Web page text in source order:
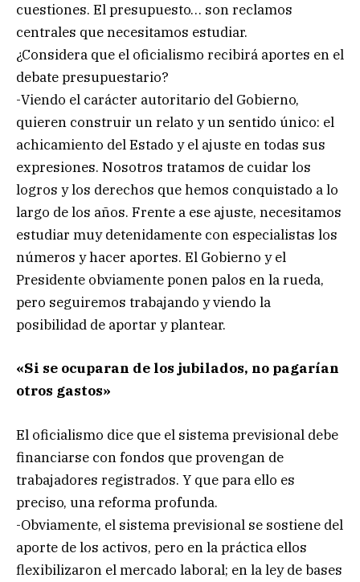
cuestiones. El presupuesto… son reclamos
centrales que necesitamos estudiar.
¿Considera que el oficialismo recibirá aportes en el
debate presupuestario?
-Viendo el carácter autoritario del Gobierno,
quieren construir un relato y un sentido único: el
achicamiento del Estado y el ajuste en todas sus
expresiones. Nosotros tratamos de cuidar los
logros y los derechos que hemos conquistado a lo
largo de los años. Frente a ese ajuste, necesitamos
estudiar muy detenidamente con especialistas los
números y hacer aportes. El Gobierno y el
Presidente obviamente ponen palos en la rueda,
pero seguiremos trabajando y viendo la
posibilidad de aportar y plantear.
«Si se ocuparan de los jubilados, no pagarían
otros gastos»
El oficialismo dice que el sistema previsional debe
financiarse con fondos que provengan de
trabajadores registrados. Y que para ello es
preciso, una reforma profunda.
-Obviamente, el sistema previsional se sostiene del
aporte de los activos, pero en la práctica ellos
flexibilizaron el mercado laboral; en la ley de bases